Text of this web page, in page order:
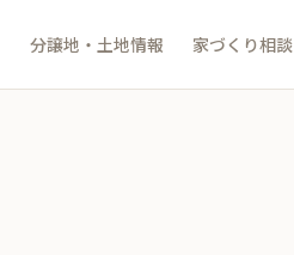
分譲地・土地情報 家づくり相談